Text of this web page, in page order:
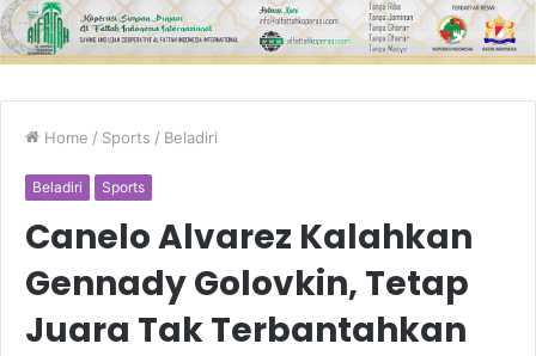
Home / Sports / Beladiri
Beladiri Sports
Canelo Alvarez Kalahkan
Gennady Golovkin, Tetap
Juara Tak Terbantahkan